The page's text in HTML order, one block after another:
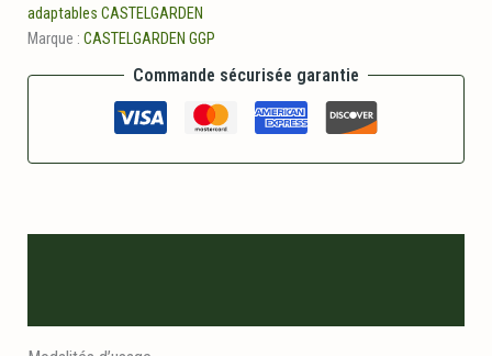
adaptables CASTELGARDEN
Marque : CASTELGARDEN GGP
Commande sécurisée garantie